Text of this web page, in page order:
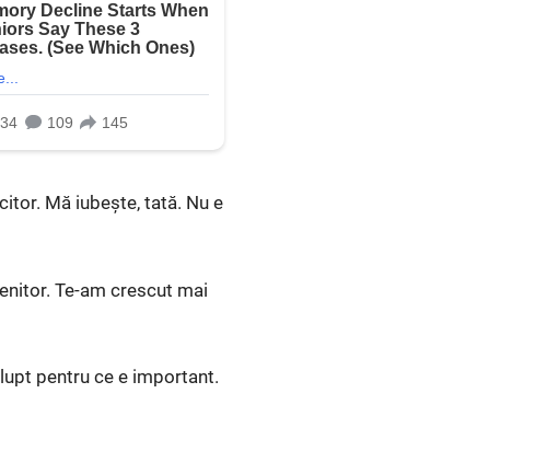
Mă iubește, tată. Nu e
Te-am crescut mai
pentru ce e important.